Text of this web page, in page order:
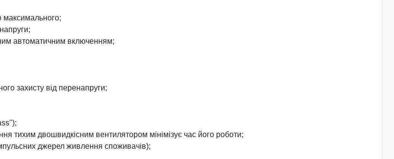
максимального;
автоматичним включенням;
захисту від перенапруги;
тихим двошвидкісним вентилятором мінімізує час його роботи;
джерел живлення споживачів);